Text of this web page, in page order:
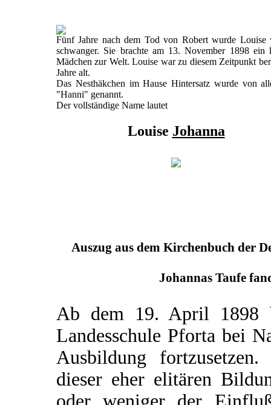
Fünf Jahre nach dem Tod von Robert wurde Louise
schwanger. Sie brachte am 13. November 1898 ein
Mädchen zur Welt. Louise war zu diesem Zeitpunkt
Jahre alt.
Das Nesthäkchen im Hause Hintersatz wurde von
"Hanni" genannt.
Der vollständige Name lautet
Louise Johanna
Auszug aus dem Kirchenbuch der
Johannas Taufe
Ab dem 19. April 1898
Landesschule Pforta bei
Ausbildung
dieser eher elitären